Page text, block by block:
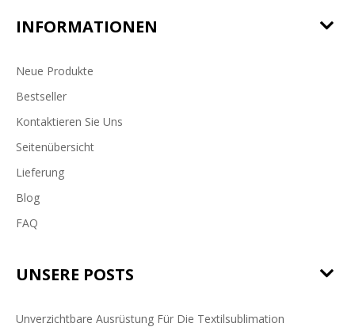
INFORMATIONEN
Neue Produkte
Bestseller
Kontaktieren Sie Uns
Seitenübersicht
Lieferung
Blog
FAQ
UNSERE POSTS
Unverzichtbare Ausrüstung Für Die Textilsublimation